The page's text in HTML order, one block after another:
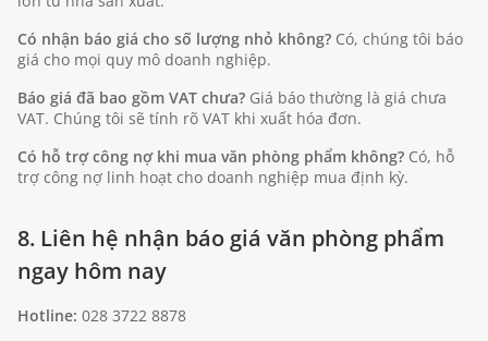
Có nhận báo giá cho số lượng nhỏ không? Có, chúng tôi báo
giá cho mọi quy mô doanh nghiệp.
Báo giá đã bao gồm VAT chưa? Giá báo thường là giá chưa
VAT. Chúng tôi sẽ tính rõ VAT khi xuất hóa đơn.
Có hỗ trợ công nợ khi mua văn phòng phẩm không? Có, hỗ
trợ công nợ linh hoạt cho doanh nghiệp mua định kỳ.
8. Liên hệ nhận báo giá văn phòng phẩm
ngay hôm nay
Hotline: 028 3722 8878